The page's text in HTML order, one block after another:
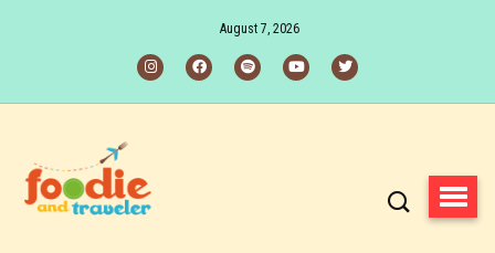
August 7, 2026